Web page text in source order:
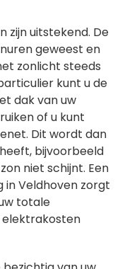
zijn uitstekend. De
geweest en
zonlicht steeds
kunt u de
dak van uw
of u kunt
Dit wordt dan
bijvoorbeeld
niet schijnt. Een
in Veldhoven zorgt
totale
elektrakosten